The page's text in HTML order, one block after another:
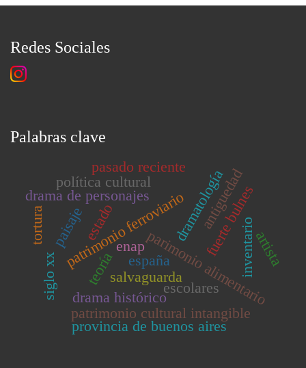
Redes Sociales
Palabras clave
escolares
parimonio alimentario
patrimonio ferroviariodramatología
drama de personajes
drama histórico
fuerte bulnes
salvaguarda
patrimonio cultural intangible
antiguedad
inventario
estado
política cultural
provincia de buenos aires
siglo xx españa
paisaje
pasado reciente
enap
tortura
teoría artista